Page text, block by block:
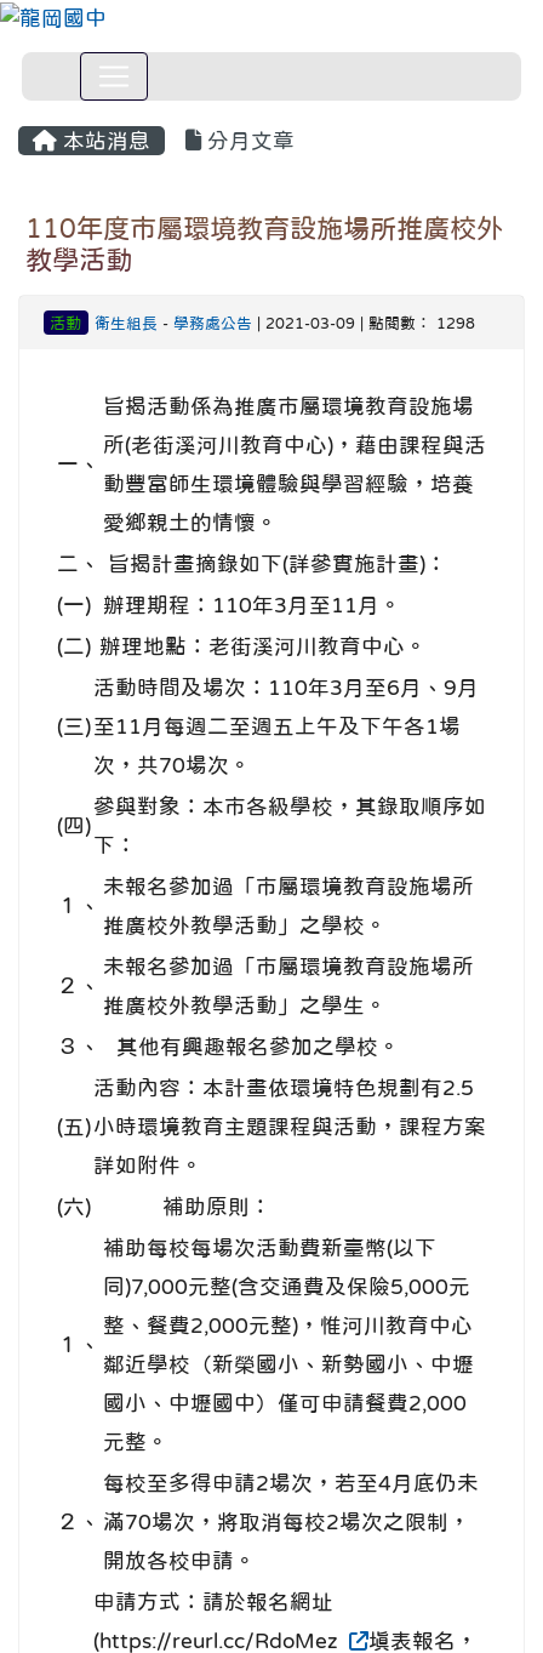
本站消息 分月文章
110年度市屬環境教育設施場所推廣校外
教學活動
活動 衛生組長 - 學務處公告 | 2021-03-09 | 點閱數： 1298
一、
旨揭活動係為推廣市屬環境教育設施場
所(老街溪河川教育中心)，藉由課程與活
動豐富師生環境體驗與學習經驗，培養
愛鄉親土的情懷。
二、
旨揭計畫摘錄如下(詳參實施計畫)：
(一)
辦理期程：110年3月至11月。
(二) 辦理地點：老街溪河川教育中心。
(三)
活動時間及場次：110年3月至6月、9月
至11月每週二至週五上午及下午各1場
次，共70場次。
(四)
參與對象：本市各級學校，其錄取順序如
下：
１、
未報名參加過「市屬環境教育設施場所
推廣校外教學活動」之學校。
２、
未報名參加過「市屬環境教育設施場所
推廣校外教學活動」之學生。
３、
其他有興趣報名參加之學校。
(五)
活動內容：本計畫依環境特色規劃有2.5
小時環境教育主題課程與活動，課程方案
詳如附件。
(六)
補助原則：
１、
補助每校每場次活動費新臺幣(以下
同)7,000元整(含交通費及保險5,000元
整、餐費2,000元整)，惟河川教育中心
鄰近學校（新榮國小、新勢國小、中壢
國小、中壢國中）僅可申請餐費2,000
元整。
２、
每校至多得申請2場次，若至4月底仍未
滿70場次，將取消每校2場次之限制，
開放各校申請。
申請方式：請於報名網址
(https://reurl.cc/RdoMez
填表報名，